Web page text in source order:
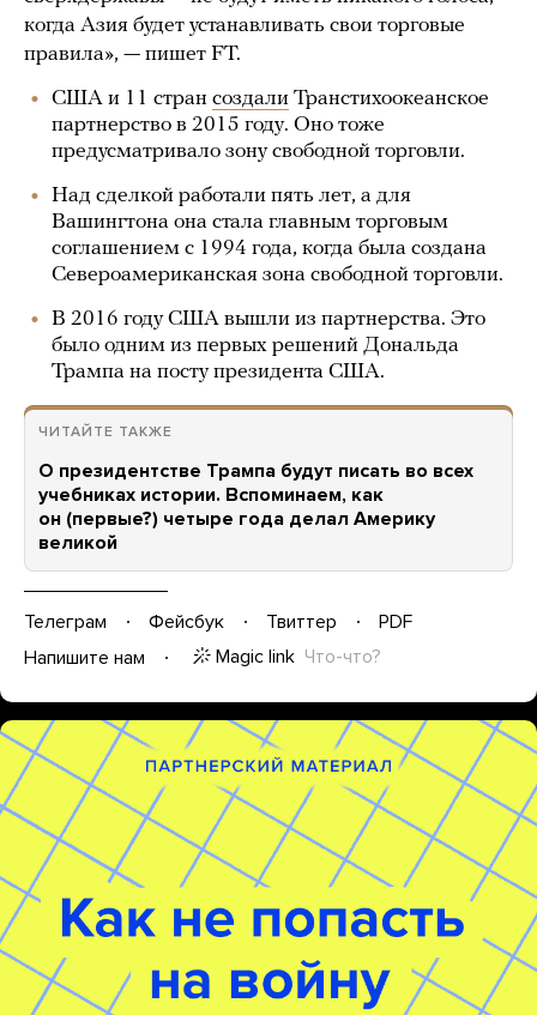
когда Азия будет устанавливать свои торговые
правила», — пишет FT.
США и 11 стран создали Транстихоокеанское
партнерство в 2015 году. Оно тоже
предусматривало зону свободной торговли.
Над сделкой работали пять лет, а для
Вашингтона она стала главным торговым
соглашением с 1994 года, когда была создана
Североамериканская зона свободной торговли.
В 2016 году США вышли из партнерства. Это
было одним из первых решений Дональда
Трампа на посту президента США.
ЧИТАЙТЕ ТАКЖЕ
О президентстве Трампа будут писать во всех
учебниках истории. Вспоминаем, как
он (первые?) четыре года делал Америку
великой
Телеграм Фейсбук Твиттер
PDF
Напишите нам
Magic link Что-что?